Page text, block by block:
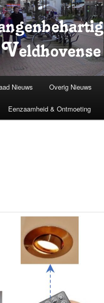
Nieuws Overig Nieuws
Eenzaamheid & Ontmoeting